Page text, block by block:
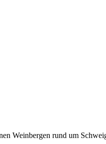
Weinbergen rund um